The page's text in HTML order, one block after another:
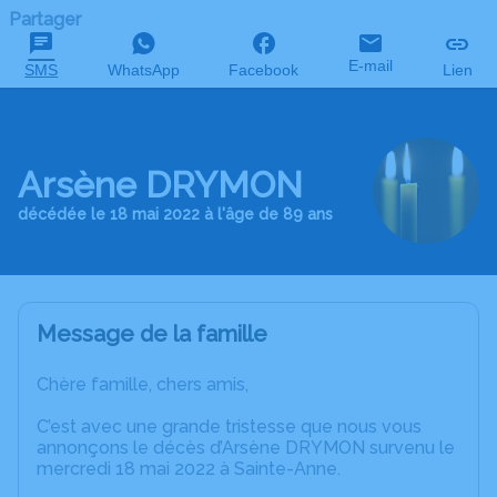
Partager
SMS WhatsApp Facebook E-mail Lien
Arsène DRYMON
décédée le 18 mai 2022 à l'âge de 89 ans
Message de la famille
Chère famille, chers amis,
C’est avec une grande tristesse que nous vous
annonçons le décès d’Arsène DRYMON survenu le
mercredi 18 mai 2022 à Sainte-Anne.